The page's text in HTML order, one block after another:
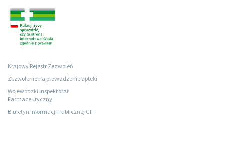
Krajowy Rejestr Zezwoleń
Zezwolenie na prowadzenie apteki
Wojewódzki Inspektorat
Farmaceutyczny
Biuletyn Informacji Publicznej GIF